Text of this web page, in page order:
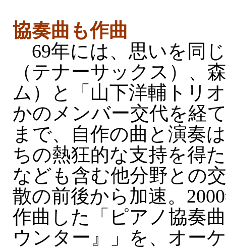
協奏曲も作曲
69年には、思いを同
（テナーサックス）、
ム）と「山下洋輔トリ
かのメンバー交代を経
まで、自作の曲と演奏
ちの熱狂的な支持を得
なども含む他分野との
散の前後から加速。
作曲した「ピアノ協奏
ウンター』」を、オー